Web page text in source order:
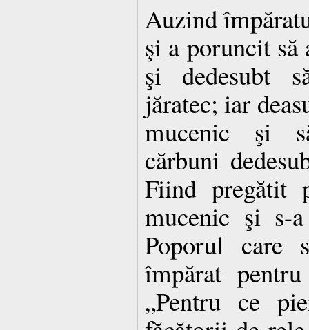
Auzind
şi a poruncit să
şi dedesubt
jăratec; iar
mucenic şi
cărbuni
Fiind pregătit
mucenic şi s-
Poporul care
împărat
„Pentru ce